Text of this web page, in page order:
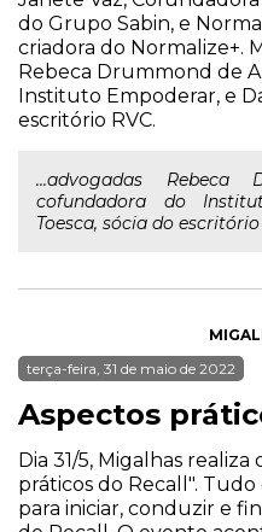
do Grupo Sabin, e
criadora do Normalize+.
Rebeca Drummond de
Instituto Empoderar, e
escritório RVC.
...advogadas
cofundadora do
Toesca, sócia do escritório
terça-feira, 31 de maio de 2022
Aspectos
Dia 31/5, Migalhas
práticos do Recall".
para iniciar, conduzir e